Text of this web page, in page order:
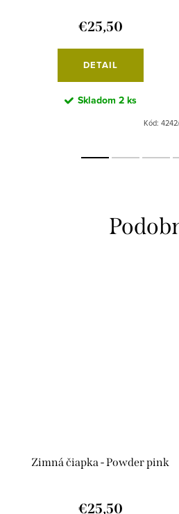
€25,50
DETAIL
Skladom 2 ks
Kód:
Zimná čiapka - Powder pink
€25,50